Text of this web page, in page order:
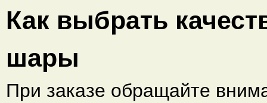
Как выбрать
шары
При заказе обращайте